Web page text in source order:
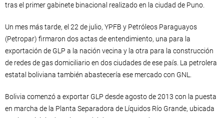
tras el primer gabinete binacional realizado en la ciudad de Puno.
Un mes más tarde, el 22 de julio, YPFB y Petróleos Paraguayos
(Petropar) firmaron dos actas de entendimiento, una para la
exportación de GLP a la nación vecina y la otra para la construcción
de redes de gas domiciliario en dos ciudades de ese país. La petrolera
estatal boliviana también abastecería ese mercado con GNL.
Bolivia comenzó a exportar GLP desde agosto de 2013 con la puesta
en marcha de la Planta Separadora de Líquidos Río Grande, ubicada